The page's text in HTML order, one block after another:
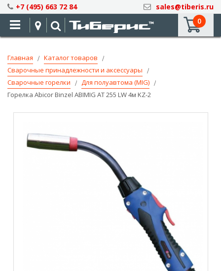
Skip
to
Content
+7 (495) 663 72 84
sales@tiberis.ru
0
Главная
Каталог товаров
Сварочные принадлежности и аксессуары
Сварочные горелки
Для полуавтома (MIG)
Горелка Abicor Binzel ABIMIG AT 255 LW 4м KZ-2